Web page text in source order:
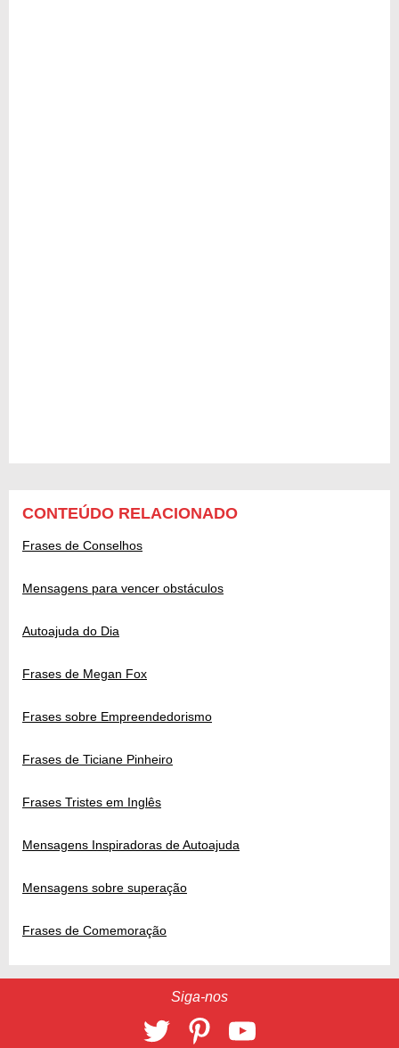
CONTEÚDO RELACIONADO
Frases de Conselhos
Mensagens para vencer obstáculos
Autoajuda do Dia
Frases de Megan Fox
Frases sobre Empreendedorismo
Frases de Ticiane Pinheiro
Frases Tristes em Inglês
Mensagens Inspiradoras de Autoajuda
Mensagens sobre superação
Frases de Comemoração
Siga-nos